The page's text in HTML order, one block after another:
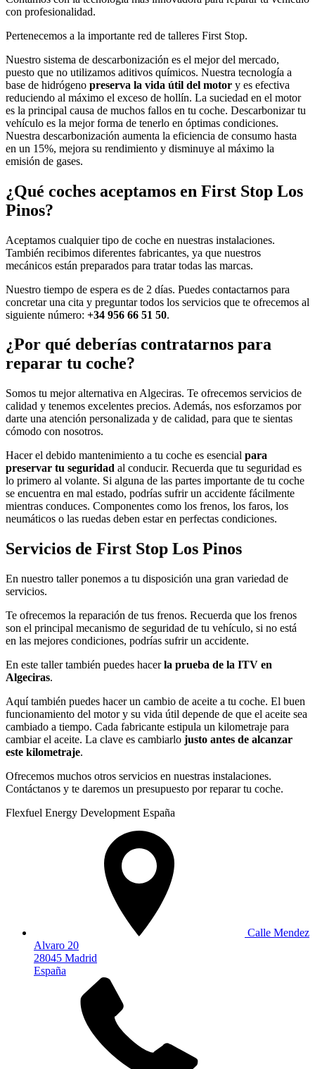
con profesionalidad.
Pertenecemos a la importante red de talleres First Stop.
Nuestro sistema de descarbonización es el mejor del mercado,
puesto que no utilizamos aditivos químicos. Nuestra tecnología a
base de hidrógeno preserva la vida útil del motor y es efectiva
reduciendo al máximo el exceso de hollín. La suciedad en el motor
es la principal causa de muchos fallos en tu coche. Descarbonizar tu
vehículo es la mejor forma de tenerlo en óptimas condiciones.
Nuestra descarbonización aumenta la eficiencia de consumo hasta
en un 15%, mejora su rendimiento y disminuye al máximo la
emisión de gases.
¿Qué coches aceptamos en First Stop Los
Pinos?
Aceptamos cualquier tipo de coche en nuestras instalaciones.
También recibimos diferentes fabricantes, ya que nuestros
mecánicos están preparados para tratar todas las marcas.
Nuestro tiempo de espera es de 2 días. Puedes contactarnos para
concretar una cita y preguntar todos los servicios que te ofrecemos al
siguiente número: +34 956 66 51 50.
¿Por qué deberías contratarnos para
reparar tu coche?
Somos tu mejor alternativa en Algeciras. Te ofrecemos servicios de
calidad y tenemos excelentes precios. Además, nos esforzamos por
darte una atención personalizada y de calidad, para que te sientas
cómodo con nosotros.
Hacer el debido mantenimiento a tu coche es esencial para
preservar tu seguridad al conducir. Recuerda que tu seguridad es
lo primero al volante. Si alguna de las partes importante de tu coche
se encuentra en mal estado, podrías sufrir un accidente fácilmente
mientras conduces. Componentes como los frenos, los faros, los
neumáticos o las ruedas deben estar en perfectas condiciones.
Servicios de First Stop Los Pinos
En nuestro taller ponemos a tu disposición una gran variedad de
servicios.
Te ofrecemos la reparación de tus frenos. Recuerda que los frenos
son el principal mecanismo de seguridad de tu vehículo, si no está
en las mejores condiciones, podrías sufrir un accidente.
En este taller también puedes hacerla prueba de la ITV en
Algeciras.
Aquí también puedes hacer un cambio de aceite a tu coche. El buen
funcionamiento del motor y su vida útil depende de que el aceite sea
cambiado a tiempo. Cada fabricante estipula un kilometraje para
cambiar el aceite. La clave es cambiarlo justo antes de alcanzar
este kilometraje.
Ofrecemos muchos otros servicios en nuestras instalaciones.
Contáctanos y te daremos un presupuesto por reparar tu coche.
Flexfuel Energy Development España
Calle Mendez
Alvaro 20
28045 Madrid
España